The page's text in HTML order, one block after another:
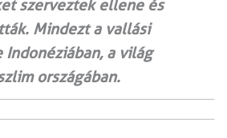
szerveztek ellene és
Mindezt a vallási
a világ
országában.